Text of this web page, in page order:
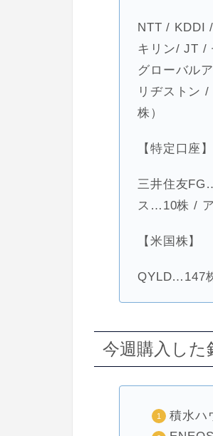
NTT / KDDI
キリン/ JT /
グローバル
リヂストン
株）
【特定口座】
三井住友
ス…10株 /
【米国株】
QYLD…147
今週購入した
積水ハ